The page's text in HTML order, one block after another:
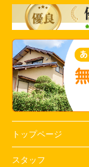
トップページ
スタッフ